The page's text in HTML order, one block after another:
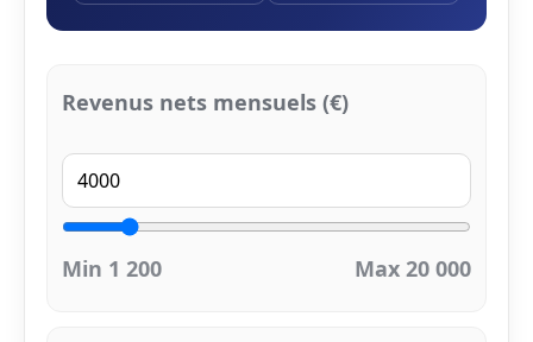
Revenus nets mensuels (€)
Min 1 200 Max 20 000